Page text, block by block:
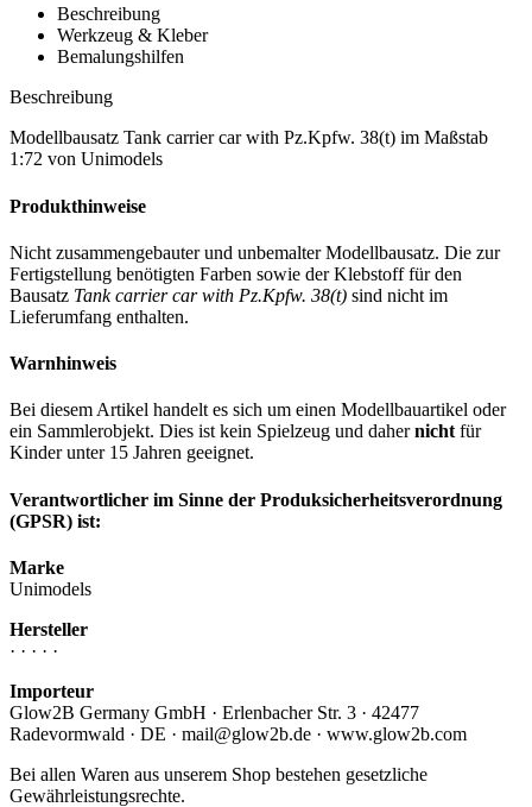
Beschreibung
Werkzeug & Kleber
Bemalungshilfen
Beschreibung
Modellbausatz Tank carrier car with Pz.Kpfw. 38(t) im Maßstab
1:72 von Unimodels
Produkthinweise
Nicht zusammengebauter und unbemalter Modellbausatz. Die zur
Fertigstellung benötigten Farben sowie der Klebstoff für den
Bausatz Tank carrier car with Pz.Kpfw. 38(t) sind nicht im
Lieferumfang enthalten.
Warnhinweis
Bei diesem Artikel handelt es sich um einen Modellbauartikel oder
ein Sammlerobjekt. Dies ist kein Spielzeug und dahernicht für
Kinder unter 15 Jahren geeignet.
Verantwortlicher im Sinne der Produksicherheitsverordnung
(GPSR) ist:
Marke
Unimodels
Hersteller
· · · · ·
Importeur
Glow2B Germany GmbH · Erlenbacher Str. 3 · 42477
Radevormwald · DE · mail@glow2b.de · www.glow2b.com
Bei allen Waren aus unserem Shop bestehen gesetzliche
Gewährleistungsrechte.